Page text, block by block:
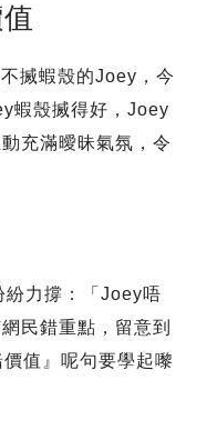
搣蝦殼的Joey，今
蝦殼搣得好，Joey
充滿曖昧氣氛，令
紛力撐：「Joey唔
民錯重點，留意到
值』呢句要學起嚟